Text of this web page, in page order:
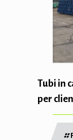
Tubi in
per